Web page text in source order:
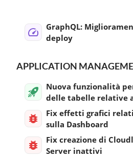
GraphQL:
deploy
APPLICATION
Nuova funzionalità
delle tabelle relative
Fix effetti grafici
sulla Dashboard
Fix creazione di
Server inattivi